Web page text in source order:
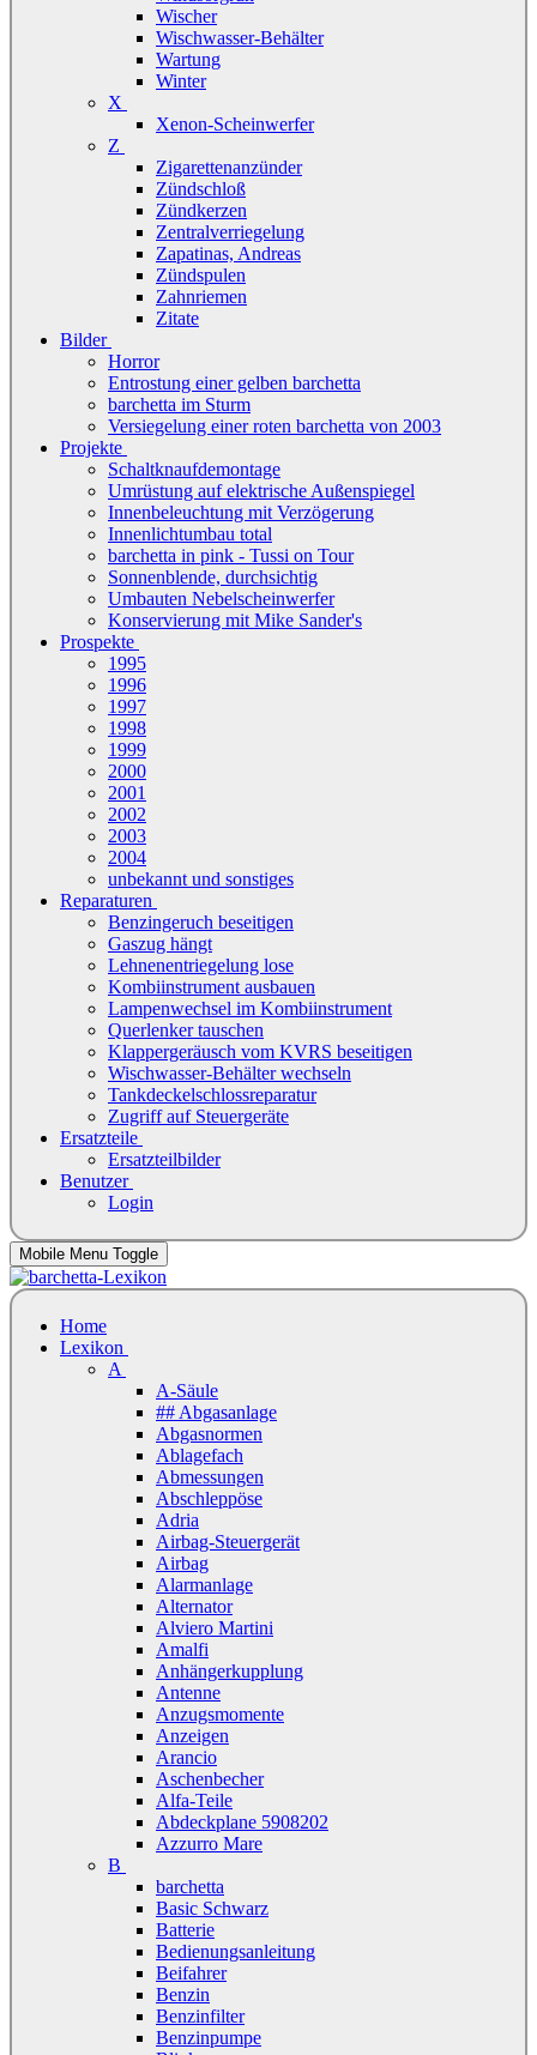
Wischer
Wischwasser-Behälter
Wartung
Winter
X
Xenon-Scheinwerfer
Z
Zigarettenanzünder
Zündschloß
Zündkerzen
Zentralverriegelung
Zapatinas, Andreas
Zündspulen
Zahnriemen
Zitate
Bilder
Horror
Entrostung einer gelben barchetta
barchetta im Sturm
Versiegelung einer roten barchetta von 2003
Projekte
Schaltknaufdemontage
Umrüstung auf elektrische Außenspiegel
Innenbeleuchtung mit Verzögerung
Innenlichtumbau total
barchetta in pink - Tussi on Tour
Sonnenblende, durchsichtig
Umbauten Nebelscheinwerfer
Konservierung mit Mike Sander's
Prospekte
1995
1996
1997
1998
1999
2000
2001
2002
2003
2004
unbekannt und sonstiges
Reparaturen
Benzingeruch beseitigen
Gaszug hängt
Lehnenentriegelung lose
Kombiinstrument ausbauen
Lampenwechsel im Kombiinstrument
Querlenker tauschen
Klappergeräusch vom KVRS beseitigen
Wischwasser-Behälter wechseln
Tankdeckelschlossreparatur
Zugriff auf Steuergeräte
Ersatzteile
Ersatzteilbilder
Benutzer
Login
Mobile Menu Toggle
Home
Lexikon
A
A-Säule
## Abgasanlage
Abgasnormen
Ablagefach
Abmessungen
Abschleppöse
Adria
Airbag-Steuergerät
Airbag
Alarmanlage
Alternator
Alviero Martini
Amalfi
Anhängerkupplung
Antenne
Anzugsmomente
Anzeigen
Arancio
Aschenbecher
Alfa-Teile
Abdeckplane 5908202
Azzurro Mare
B
barchetta
Basic Schwarz
Batterie
Bedienungsanleitung
Beifahrer
Benzin
Benzinfilter
Benzinpumpe